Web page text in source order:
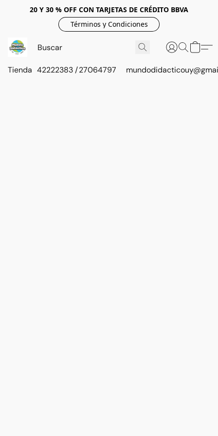
20 Y 30 % OFF CON TARJETAS DE CRÉDITO BBVA
Términos y Condiciones
Tienda 42222383 / 27064797